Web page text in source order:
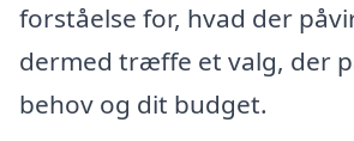
forståelse for, hvad der
dermed træffe et valg, der
behov og dit budget.